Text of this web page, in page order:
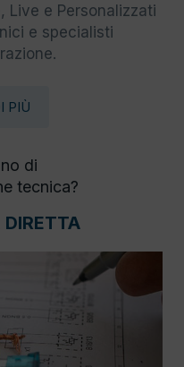
Live e Personalizzati
e specialisti
PIÙ
di
tecnica?